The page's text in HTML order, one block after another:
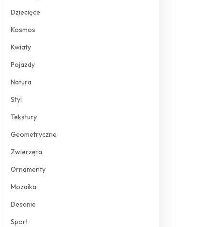
Dziecięce
Kosmos
Kwiaty
Pojazdy
Natura
Styl
Tekstury
Geometryczne
Zwierzęta
Ornamenty
Mozaika
Desenie
Sport